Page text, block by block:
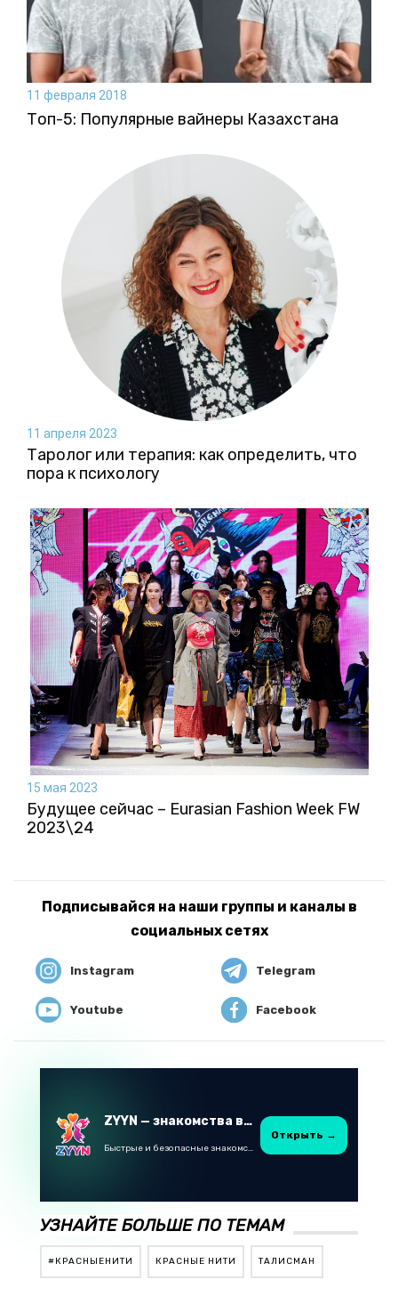
11 февраля 2018
Топ-5: Популярные вайнеры Казахстана
11 апреля 2023
Таролог или терапия: как определить, что
пора к психологу
15 мая 2023
Будущее сейчас – Eurasian Fashion Week FW
2023\24
Подписывайся на наши группы и каналы в
социальных сетях
Instagram Telegram
Youtube Facebook
ZYYN — знакомства в Казахстане
Быстрые и безопасные знакомства в Telegram
Открыть →
УЗНАЙТЕ БОЛЬШЕ ПО ТЕМАМ
#КРАСНЫЕНИТИ КРАСНЫЕ НИТИ ТАЛИСМАН